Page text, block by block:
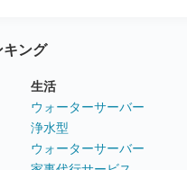
キング
生活
ウォーターサーバー
浄水型
ウォーターサーバー